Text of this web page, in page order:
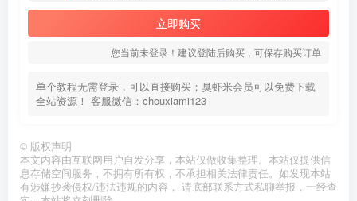
立即购买
您当前未登录！建议登陆后购买，可保存购买订单
单个教程无需登录，可以直接购买；臭虾米会员可以免费下载
全站资源！ 客服微信：chouxiami123
© 版权声明
本文内容由互联网用户自发分享，本站仅做收集整理。本站仅提供信
息存储空间服务，不拥有所有权，不承担相关法律责任。如发现本站
有涉嫌抄袭侵权/违法违规的内容， 请底部联系方式私聊举报，一经查